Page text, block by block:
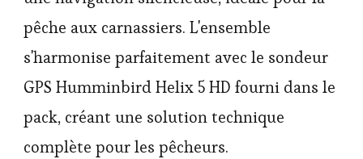
pêche aux carnassiers. L'ensemble
s'harmonise parfaitement avec le sondeur
GPS Humminbird Helix 5 HD fourni dans le
pack, créant une solution technique
complète pour les pêcheurs.